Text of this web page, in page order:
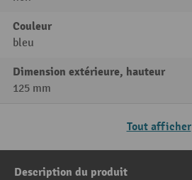
Couleur
bleu
Dimension extérieure, hauteur
125 mm
Tout afficher
Description du produit